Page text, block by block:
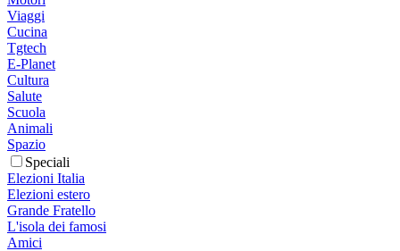
Viaggi
Cucina
Tgtech
E-Planet
Cultura
Salute
Scuola
Animali
Spazio
Speciali
Elezioni Italia
Elezioni estero
Grande Fratello
L'isola dei famosi
Amici